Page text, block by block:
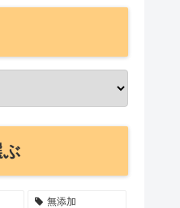
無添加